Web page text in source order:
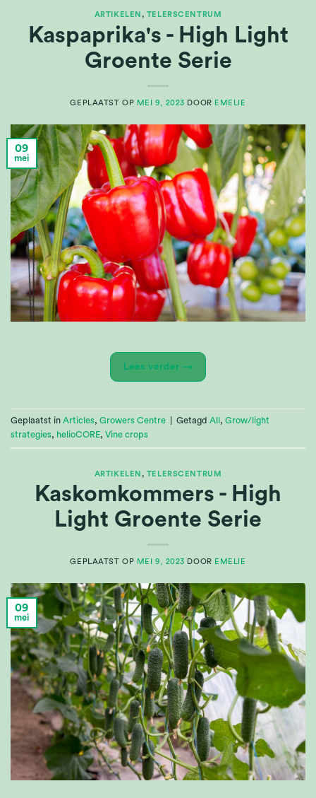
ARTIKELEN , TELERSCENTRUM
Kaspaprika's - High Light
Groente Serie
GEPLAATST OP MEI 9, 2023 DOOR EMELIE
09
mei
Lees verder →
Geplaatst in Articles, Growers Centre Getagd All , Grow/light
strategies, helioCORE, Vine crops
ARTIKELEN , TELERSCENTRUM
Kaskomkommers - High
Light Groente Serie
GEPLAATST OP MEI 9, 2023 DOOR EMELIE
09
mei